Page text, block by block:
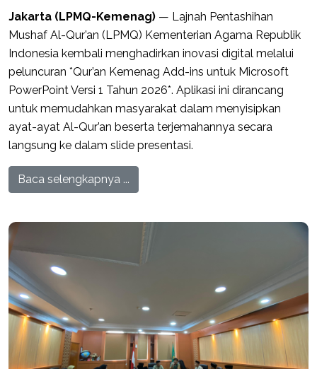
Jakarta (LPMQ-Kemenag) — Lajnah Pentashihan
Mushaf Al-Qur’an (LPMQ) Kementerian Agama Republik
Indonesia kembali menghadirkan inovasi digital melalui
peluncuran *Qur’an Kemenag Add-ins untuk Microsoft
PowerPoint Versi 1 Tahun 2026*. Aplikasi ini dirancang
untuk memudahkan masyarakat dalam menyisipkan
ayat-ayat Al-Qur’an beserta terjemahannya secara
langsung ke dalam slide presentasi.
Baca selengkapnya ...